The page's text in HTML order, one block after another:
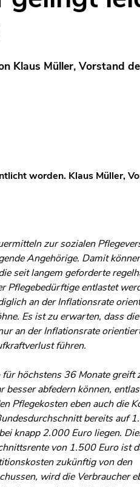
Klaus Müller, Vorstand
worden. Klaus Müller,
zur sozialen
Angehörige. Damit
seit langem geforderte
Pflegebedürftige entlastet
an der Inflationsrate
Es ist zu erwarten, dass die
an der Inflationsrate
führen.
höchstens 36 Monate greift
abfedern können,
Pflegekosten eben auch die
bereits auf
knapp 2.000 Euro liegen.
von 1.500 Euro ist
zukünftig von den
wird die Verbraucher